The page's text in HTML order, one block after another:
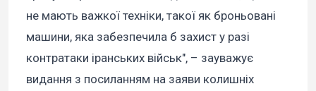
не мають важкої техніки, такої як броньовані
машини, яка забезпечила б захист у разі
контратаки іранських військ", – зауважує
видання з посиланням на заяви колишніх